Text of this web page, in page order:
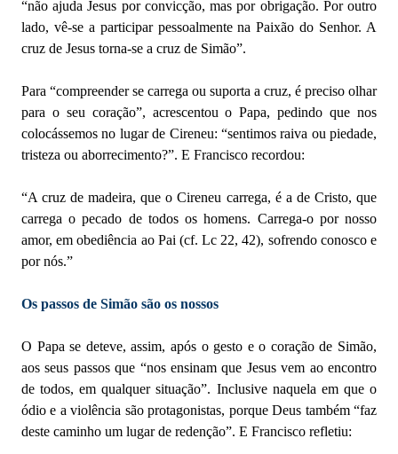
“não ajuda Jesus por convicção, mas por obrigação. Por outro
lado, vê-se a participar pessoalmente na Paixão do Senhor. A
cruz de Jesus torna-se a cruz de Simão”.
Para “compreender se carrega ou suporta a cruz, é preciso olhar
para o seu coração”, acrescentou o Papa, pedindo que nos
colocássemos no lugar de Cireneu: “sentimos raiva ou piedade,
tristeza ou aborrecimento?”. E Francisco recordou:
“A cruz de madeira, que o Cireneu carrega, é a de Cristo, que
carrega o pecado de todos os homens. Carrega-o por nosso
amor, em obediência ao Pai (cf. Lc 22, 42), sofrendo conosco e
por nós.”
Os passos de Simão são os nossos
O Papa se deteve, assim, após o gesto e o coração de Simão,
aos seus passos que “nos ensinam que Jesus vem ao encontro
de todos, em qualquer situação”. Inclusive naquela em que o
ódio e a violência são protagonistas, porque Deus também “faz
deste caminho um lugar de redenção”. E Francisco refletiu: